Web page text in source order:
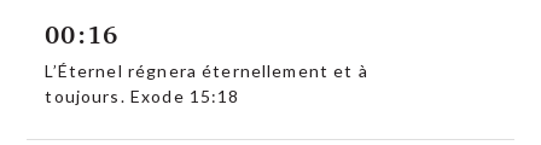
00:16
L’Éternel régnera éternellement et à
toujours. Exode 15:18